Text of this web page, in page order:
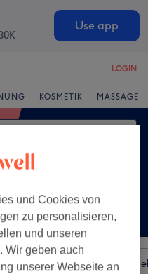
Use app
LOGIN
KOSMETIK MASSAGE
Salons
und Cookies von
zu personalisieren,
und unseren
Wir geben auch
unserer Webseite an